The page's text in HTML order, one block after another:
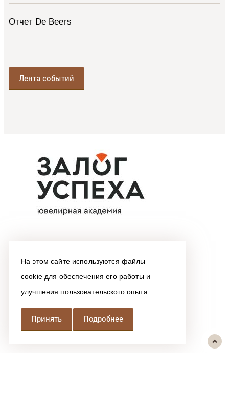
На этом сайте используются файлы
cookie для обеспечения его работы и
улучшения пользовательского опыта
Принять Подробнее
Отчет De Beers
Лента событий